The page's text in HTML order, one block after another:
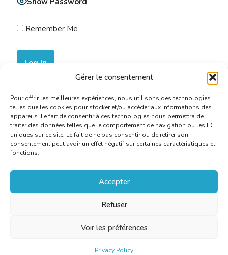
Gérer le consentement
Pour offrir les meilleures expériences, nous utilisons des technologies
telles que les cookies pour stocker et/ou accéder aux informations des
appareils. Le fait de consentir à ces technologies nous permettra de
traiter des données telles que le comportement de navigation ou les ID
uniques sur ce site. Le fait de ne pas consentir ou de retirer son
consentement peut avoir un effet négatif sur certaines caractéristiques et
fonctions.
Accepter
Refuser
Voir les préférences
Privacy Policy
Remember Me
Join Now|Lost Password?